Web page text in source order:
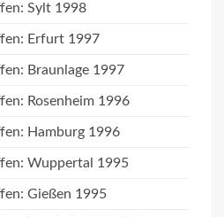
Sylt 1998
Erfurt 1997
Braunlage 1997
Rosenheim 1996
Hamburg 1996
Wuppertal 1995
Gießen 1995